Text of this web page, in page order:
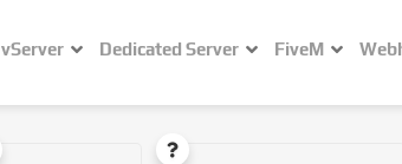
vServer Dedicated Server FiveM